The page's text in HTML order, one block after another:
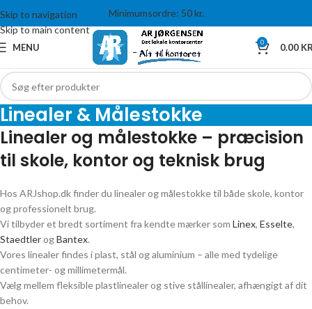
Skip to navigation
Skip to main content
Minimumsordre: 50 kr.
MENU 0 0.00
Linealer & Målestokke
Linealer og målestokke – præcision
til skole, kontor og teknisk brug
Hos ARJshop.dk finder du linealer og målestokke til både skole, kontor
og professionelt brug.
Vi tilbyder et bredt sortiment fra kendte mærker som Linex, Esselte,
StaedtlerogBantex.
Vores linealer findes i plast, stål og aluminium – alle med tydelige
centimeter- og millimetermål.
Vælg mellem fleksible plastlinealer og stive stållinealer, afhængigt af dit
behov.